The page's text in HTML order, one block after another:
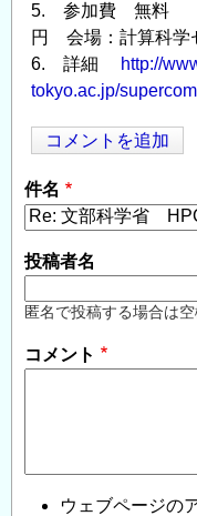
5. 参加費 無料
円 会場：計算科学
6. 詳細
http://
tokyo.ac.jp/
コメントを追加
件名
投稿者名
匿名で投稿する場合は空
コメント
ウェブページの